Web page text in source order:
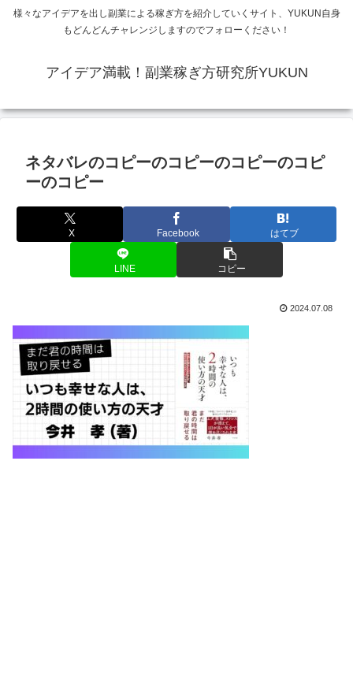
様々なアイデアを出し副業による稼ぎ方を紹介していくサイト、YUKUN自身
もどんどんチャレンジしますのでフォローください！
アイデア満載！副業稼ぎ方研究所YUKUN
ネタバレのコピーのコピーのコピーのコピ
ーのコピー
X Facebook はてブ
LINE コピー
2024.07.08